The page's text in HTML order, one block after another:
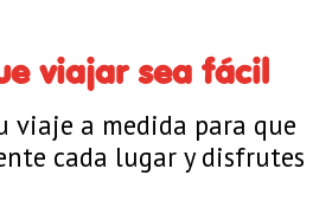
viajar sea fácil
viaje a medida para que
cada lugar y disfrutes